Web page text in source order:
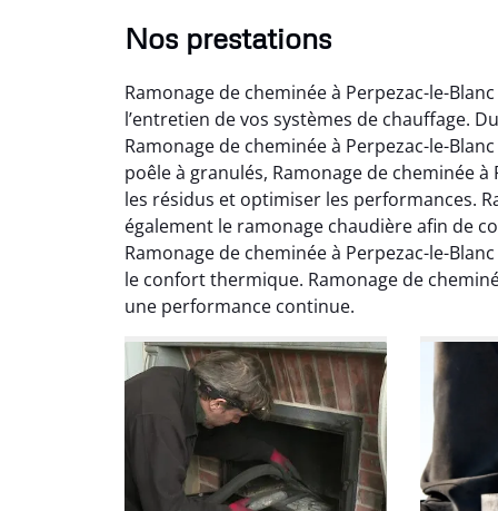
Nos prestations
Ramonage de cheminée à Perpezac-le-
l’entretien de vos systèmes de chauffage.
Ramonage de cheminée à Perpezac-le-
poêle à granulés, Ramonage de cheminée
les résidus et optimiser les performances.
également le ramonage chaudière afin de
Ramonage de cheminée à Perpezac-le-
le confort thermique. Ramonage de
une performance continue.
suite la
du